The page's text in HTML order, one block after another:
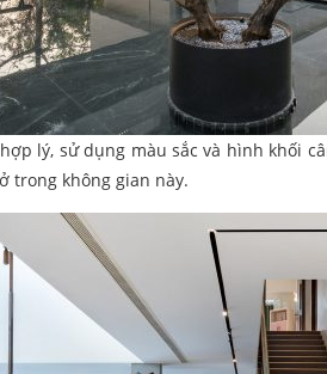
lý, sử dụng màu sắc và hình khối
trong không gian này.